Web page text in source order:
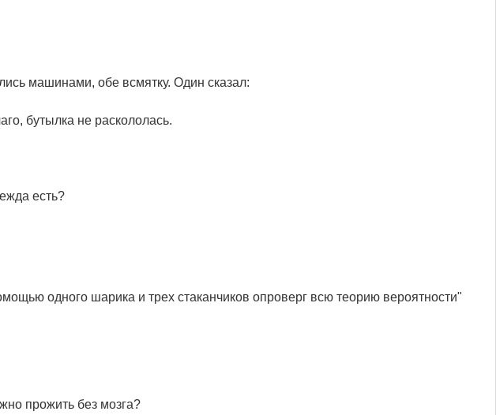
машинами, обе всмятку. Один сказал:
бутылка не раскололась.
есть?
одного шарика и трех стаканчиков опроверг всю теорию вероятности"
прожить без мозга?